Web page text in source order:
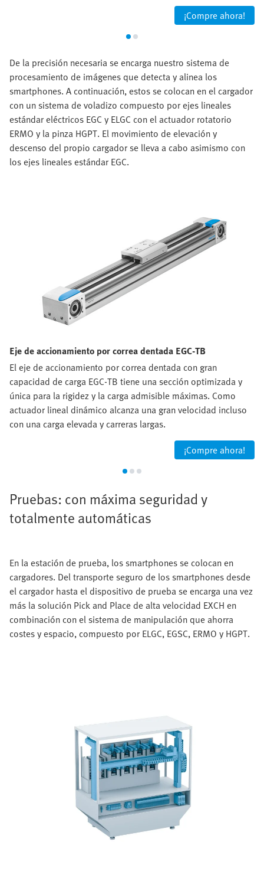
¡Compre ahora!
De la precisión necesaria se encarga nuestro sistema de
procesamiento de imágenes que detecta y alinea los
smartphones. A continuación, estos se colocan en el cargador
con un sistema de voladizo compuesto por ejes lineales
estándar eléctricos EGC y ELGC con el actuador rotatorio
ERMO y la pinza HGPT. El movimiento de elevación y
descenso del propio cargador se lleva a cabo asimismo con
los ejes lineales estándar EGC.
Eje de accionamiento por correa dentada EGC-TB
El eje de accionamiento por correa dentada con gran
capacidad de carga EGC-TB tiene una sección optimizada y
única para la rigidez y la carga admisible máximas. Como
actuador lineal dinámico alcanza una gran velocidad incluso
con una carga elevada y carreras largas.
¡Compre ahora!
Pruebas: con máxima seguridad y
totalmente automáticas
En la estación de prueba, los smartphones se colocan en
cargadores. Del transporte seguro de los smartphones desde
el cargador hasta el dispositivo de prueba se encarga una vez
más la solución Pick and Place de alta velocidad EXCH en
combinación con el sistema de manipulación que ahorra
costes y espacio, compuesto por ELGC, EGSC, ERMO y HGPT.